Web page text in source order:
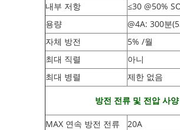
내부 저항
≤30 @50%
용량
@4A: 300분
자체 방전
5% /월
최대 직렬
아니
최대 병렬
제한 없음
방전 전류 및 전압 사양
MAX 연속 방전 전류 20A